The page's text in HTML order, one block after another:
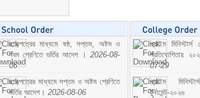
ছাড়পত্রের মাধ্যমে ষষ্ঠ, সপ্তম, অষ্টম ও
নবম শ্রেণিতে ভর্তির আদেশ । 2026-08-
06
ছাড়পত্রের মাধ্যমে সপ্তম ও অষ্টম শ্রেণিতে
ভর্তির আদেশ। 2026-08-06
প্রাইম
প্রতিযোগিতায়
07-29
প্রাইম
টুর্নামেন্ট-